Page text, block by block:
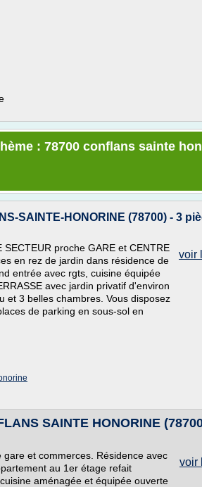
: 78700 conflans sainte
SAINTE-HONORINE (78700) - 3
voir
SECTEUR proche GARE et CENTRE
en rez de jardin dans résidence de
entrée avec rgts, cuisine équipée
avec jardin privatif d'environ
et 3 belles chambres. Vous disposez
de parking en sous-sol en
SAINTE HONORINE
voir
et commerces. Résidence avec
au 1er étage refait
aménagée et équipée ouverte